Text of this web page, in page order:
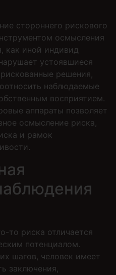
стороннего рискового
осмысления
как иной индивид
устоявшиеся
решения,
наблюдаемые
восприятием.
аппараты позволяет
осмысление риска,
и рамок
то риска отличается
потенциалом.
шагов, человек имеет
заключения,